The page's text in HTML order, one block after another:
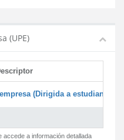
(UPE)
(Dirigida a estudiantes)
accede a información detallada